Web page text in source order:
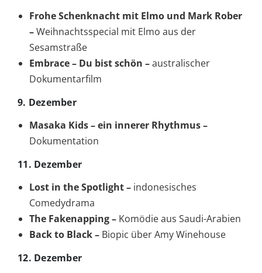
Frohe Schenknacht mit Elmo und Mark Rober
–Weihnachtsspecial mit Elmo aus der
Sesamstraße
Embrace – Du bist schön –australischer
Dokumentarfilm
9. Dezember
Masaka Kids – ein innerer Rhythmus –
Dokumentation
11. Dezember
Lost in the Spotlight – indonesisches
Comedydrama
The Fakenapping – Komödie aus Saudi-Arabien
Back to Black – Biopic über Amy Winehouse
12. Dezember